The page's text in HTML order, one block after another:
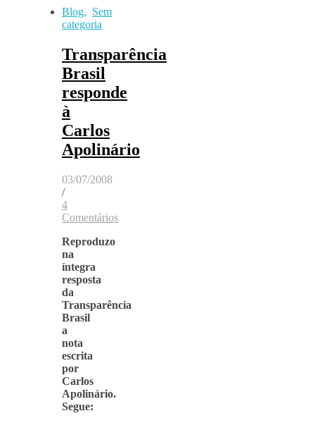
Blog, Sem
categoria
Transparência
Brasil
responde
à
Carlos
Apolinário
03/07/2008
/
4
Comentários
Reproduzo
na
íntegra
resposta
da
Transparência
Brasil
a
nota
escrita
por
Carlos
Apolinário.
Segue: